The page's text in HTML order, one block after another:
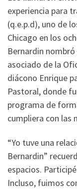
experiencia para
(q.e.p.d), uno de
Chicago en los
Bernardin
asociado de la
diácono Enrique
Pastoral, donde
programa de
cumpliera con las
“Yo tuve una
Bernardin”
espacios.
Incluso, fuimos